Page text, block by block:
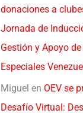
donaciones a
Jornada de
Gestión y Apoyo
Especiales
Miguel en OEV se
Desafío Virtual: